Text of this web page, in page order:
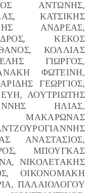
ΑΝΤΩΝΗΣ,
ΚΑΤΣΙΚΗΣ
ΑΝΔΡΕΑΣ,
ΚΕΚΟΣ
ΚΟΛΛΙΑΣ
ΓΙΩΡΓΟΣ,
ΦΩΤΕΙΝΗ,
ΓΕΩΡΓΙΟΣ,
ΛΟΥΤΡΙΩΤΗΣ
ΗΛΙΑΣ,
ΜΑΚΑΡΩΝΑΣ
ΑΝΑΣΤΑΣΙΟΣ,
ΜΠΟΥΓΚΑΣ
ΝΙΚΟΛΕΤΑΚΗΣ
ΟΙΚΟΝΟΜΑΚΗ
ΠΑΛΑΙΟΛΟΓΟΥ